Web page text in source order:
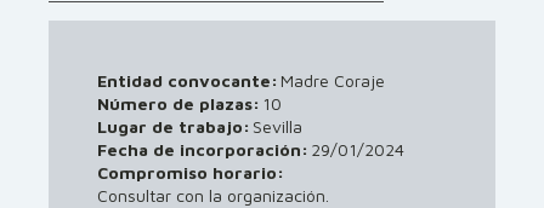
Entidad convocante: Madre Coraje
Número de plazas: 10
Lugar de trabajo: Sevilla
Fecha de incorporación: 29/01/2024
Compromiso horario:
Consultar con la organización.